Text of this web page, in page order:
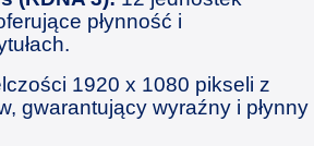
płynność i
1920 x 1080 pikseli z
gwarantujący wyraźny i płynny